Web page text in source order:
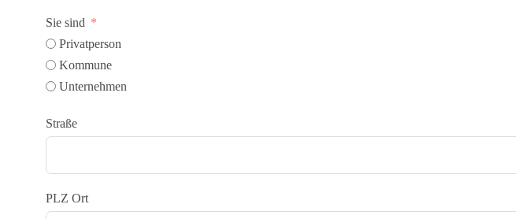
Sie sind
Privatperson
Kommune
Unternehmen
Straße
PLZ Ort